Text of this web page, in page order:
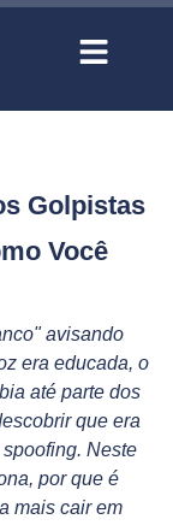
Golpistas
Você
avisando
era educada, o
até parte dos
que era
Neste
por que é
mais cair em